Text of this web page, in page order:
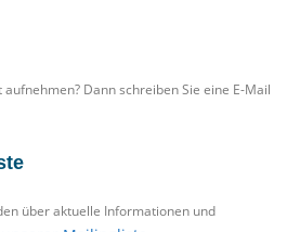
Dann schreiben Sie eine E-Mail
über aktuelle Informationen und